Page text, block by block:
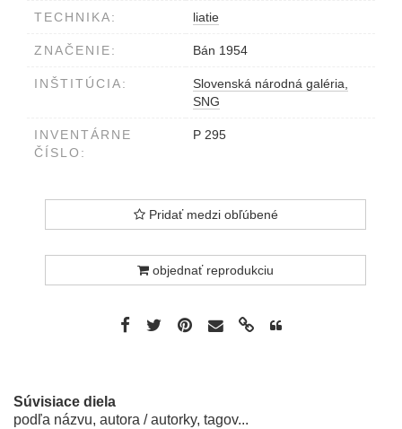
TECHNIKA: liatie
ZNAČENIE: Bán 1954
INŠTITÚCIA:
Slovenská národná galéria,
SNG
INVENTÁRNE
ČÍSLO:
P 295
Pridať medzi obľúbené
objednať reprodukciu
Súvisiace diela
podľa názvu, autora / autorky, tagov...